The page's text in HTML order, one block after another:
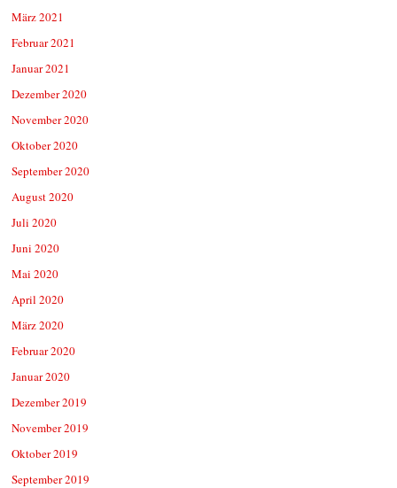
März 2021
Februar 2021
Januar 2021
Dezember 2020
November 2020
Oktober 2020
September 2020
August 2020
Juli 2020
Juni 2020
Mai 2020
April 2020
März 2020
Februar 2020
Januar 2020
Dezember 2019
November 2019
Oktober 2019
September 2019